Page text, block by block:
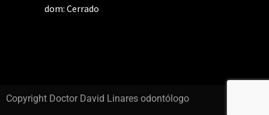
dom: Cerrado
Copyright Doctor David Linares odontólogo